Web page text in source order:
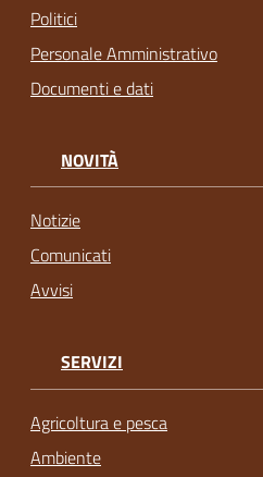
Politici
Personale Amministrativo
Documenti e dati
NOVITÀ
Notizie
Comunicati
Avvisi
SERVIZI
Agricoltura e pesca
Ambiente